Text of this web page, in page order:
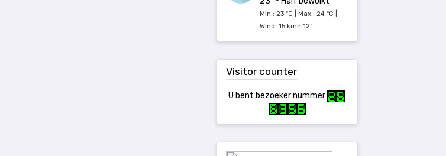
Min.: 23 °C | Max.: 24 °C |
Wind: 15 kmh 12°
Visitor counter
U bent bezoeker nummer